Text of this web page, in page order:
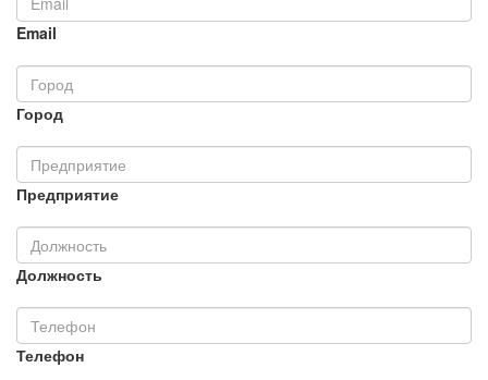
Email
Город
Предприятие
Должность
Телефон